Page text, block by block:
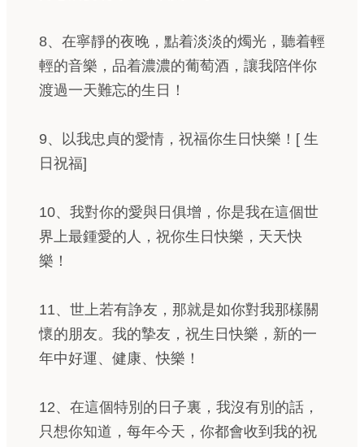
8、在寧靜的夜晚，點着淡淡的燭光，聽着輕
輕的音樂，品着濃濃的葡萄酒，讓我陪伴你
渡過一天難忘的生日！
9、以我忠貞的愛情，祝福你生日快樂！[ 生
日祝福]
10、我對你的愛與日俱增，你是我在這個世
界上最鍾愛的人，祝你生日快樂，天天快
樂！
11、世上若有諍友，那就是如你對我那樣關
懷的朋友。我的摯友，祝生日快樂，新的一
年中好運、健康、快樂！
12、在這個特別的日子裏，我沒有別的話，
只想你知道，每年今天，你都會收到我的祝